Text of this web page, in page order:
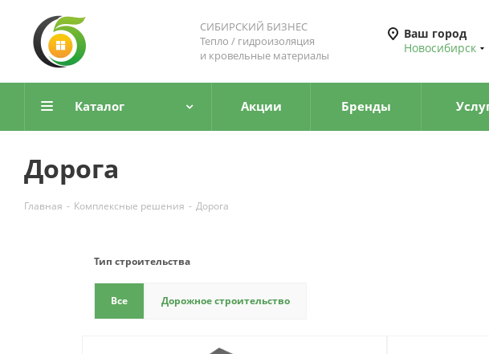
СИБИРСКИЙ БИЗНЕС
Тепло / гидроизоляция
и кровельные материалы
Ваш город
Новосибирск
Каталог Акции Бренды
Дорога
Главная - Комплексные решения - Дорога
Тип строительства
Все Дорожное строительство